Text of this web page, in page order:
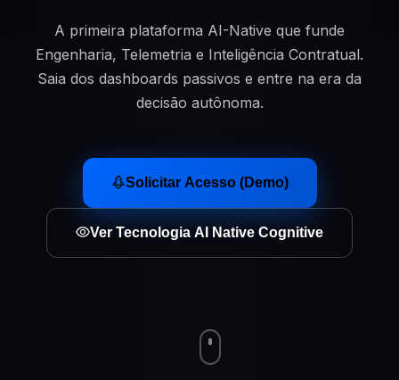
A primeira plataforma AI-Native que funde
Engenharia, Telemetria e Inteligência Contratual.
Saia dos dashboards passivos e entre na era da
decisão autônoma.
Solicitar Acesso (Demo)
Ver Tecnologia AI Native Cognitive